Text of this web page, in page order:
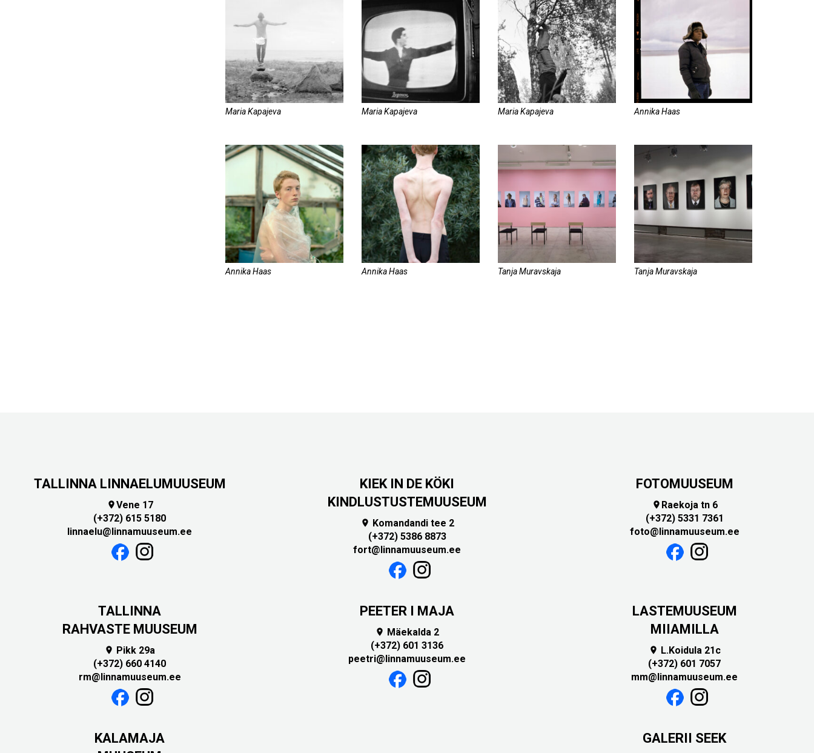
Maria Kapajeva Maria Kapajeva Maria Kapajeva Annika Haas
Annika Haas Annika Haas Tanja Muravskaja Tanja Muravskaja
TALLINNA LINNAELUMUUSEUM
Vene 17
(+372) 615 5180
linnaelu@linnamuuseum.ee
KIEK IN DE KÖKI
KINDLUSTUSTEMUUSEUM
 Komandandi tee 2
(+372) 5386 8873
fort@linnamuuseum.ee
FOTOMUUSEUM
 Raekoja tn 6
(+372) 5331 7361
foto@linnamuuseum.ee
TALLINNA
RAHVASTE MUUSEUM
 Pikk 29a
(+372) 660 4140
rm@linnamuuseum.ee
PEETER I MAJA
 Mäekalda 2
(+372) 601 3136
peetri@linnamuuseum.ee
LASTEMUUSEUM
MIIAMILLA
 L.Koidula 21c
(+372) 601 7057
mm@linnamuuseum.ee
KALAMAJA
GALERII SEEK